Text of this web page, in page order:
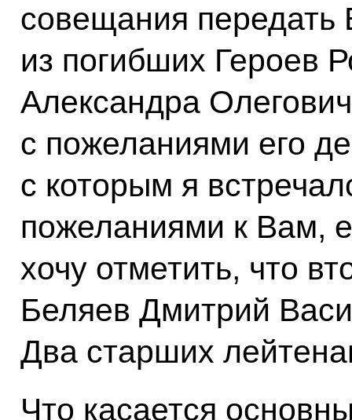
совещания передать
из погибших Героев
Александра
с пожеланиями его
с которым я
пожеланиями к Вам,
хочу отметить, что
Беляев Дмитрий
Два старших
Что касается